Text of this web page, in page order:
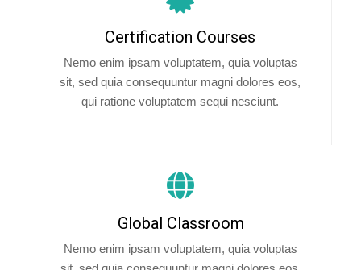
Certification Courses
Nemo enim ipsam voluptatem, quia voluptas
sit, sed quia consequuntur magni dolores eos,
qui ratione voluptatem sequi nesciunt.
Global Classroom
Nemo enim ipsam voluptatem, quia voluptas